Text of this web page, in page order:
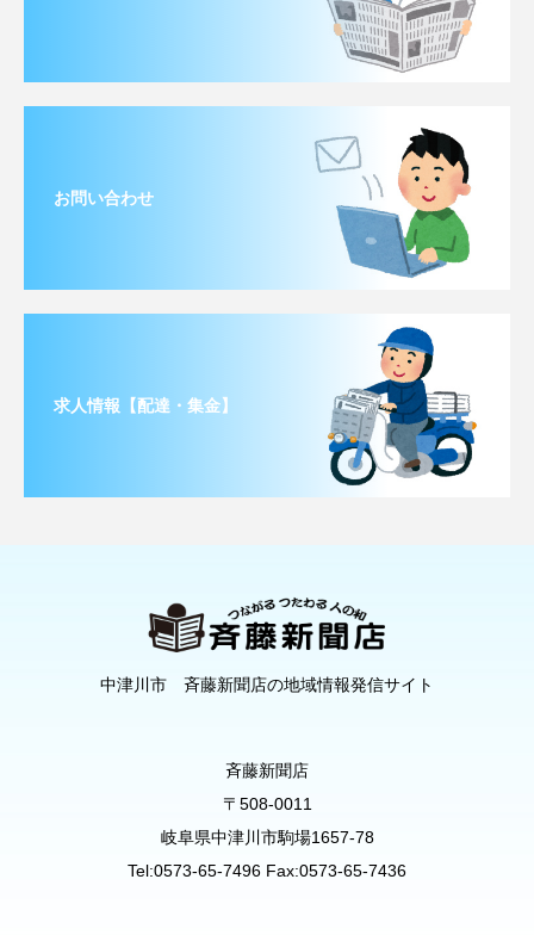
お問い合わせ
求人情報【配達・集金】
中津川市 斉藤新聞店の地域情報発信サイト
斉藤新聞店
〒508-0011
岐阜県中津川市駒場1657-78
Tel:0573-65-7496 Fax:0573-65-7436